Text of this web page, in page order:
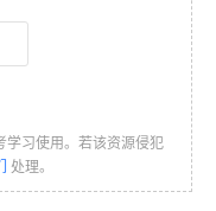
学习使用。若该资源侵犯
处理。